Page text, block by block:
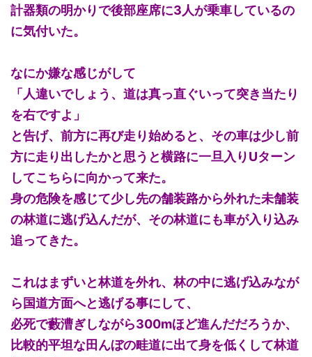
計器類の明かりで後部座席に3人が乗車しているの
に気付いた。
なにか嫌な感じがして
「人違いでしょう、道は真っ直ぐいって突き当たり
を右ですよ」
と告げ、前方に再び走り始めると、その車は少し前
方に走り出したかと思うと横路に一旦入りUターン
してこちらに向かって来た。
身の危険を感じて少し先の舗装路から外れた未舗装
の林道に逃げ込んだが、その林道にも車が入り込み
追ってきた。
これはまずいと林道を外れ、林の中に逃げ込みなが
ら国道方面へと逃げる事にして、
必死で藪漕ぎしながら300mほど進んだだろうか、
比較的平坦な田んぼの畦道に出て身を低くして林道